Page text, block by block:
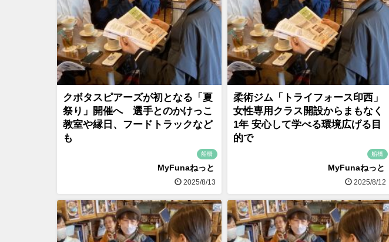
クボタスピアーズが初となる「夏
祭り」開催へ 選手とのかけっこ
教室や縁日、フードトラックなど
も
船橋
MyFunaねっと
2025/8/13
柔術ジム「トライフォース印西」
女性専用クラス開設からまもなく
1年 安心して学べる環境広げる目
的で
船橋
MyFunaねっと
2025/8/12